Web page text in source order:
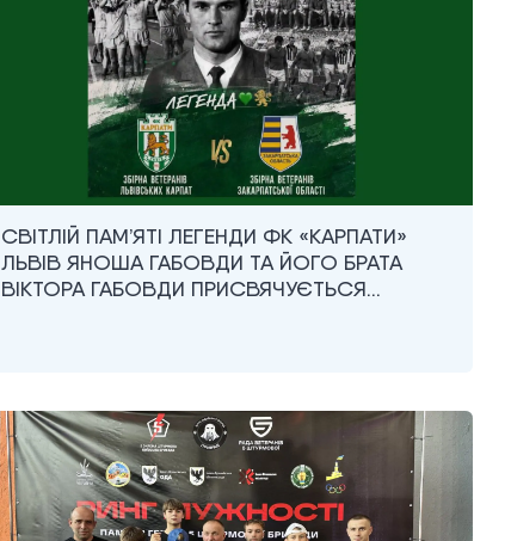
СВІТЛІЙ ПАМ’ЯТІ ЛЕГЕНДИ ФК «КАРПАТИ»
ЛЬВІВ ЯНОША ГАБОВДИ ТА ЙОГО БРАТА
ВІКТОРА ГАБОВДИ ПРИСВЯЧУЄТЬСЯ…